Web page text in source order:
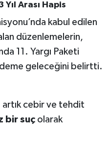
Yıl Arası Hapis
kabul edilen
düzenlemelerin,
11. Yargı Paketi
geleceğini belirtti.
artık cebir ve tehdit
bir suçolarak